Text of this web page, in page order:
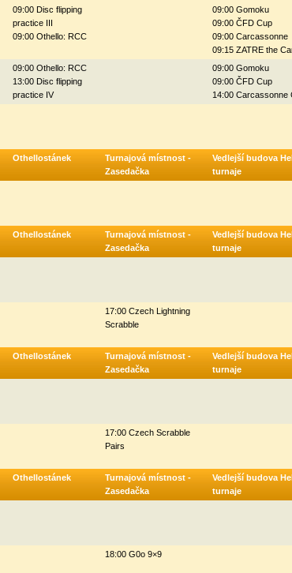
09:00 Disc flipping
practice III
09:00 Othello: RCC
09:00 Gomoku
09:00 ČFD Cup
09:00 Carcassonne
09:15 ZATRE the
09:00 Othello: RCC
13:00 Disc flipping
practice IV
09:00 Gomoku
09:00 ČFD Cup
14:00 Carcassonne
Othellostánek
Turnajová místnost -
Zasedačka
Vedlejší budova
turnaje
Othellostánek
Turnajová místnost -
Zasedačka
Vedlejší budova
turnaje
17:00 Czech Lightning
Scrabble
Othellostánek
Turnajová místnost -
Zasedačka
Vedlejší budova
turnaje
17:00 Czech Scrabble
Pairs
Othellostánek
Turnajová místnost -
Zasedačka
Vedlejší budova
turnaje
18:00 G0o 9×9